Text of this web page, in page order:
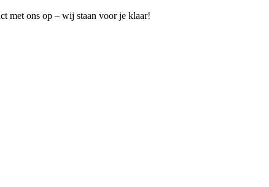
met ons op – wij staan voor je klaar!